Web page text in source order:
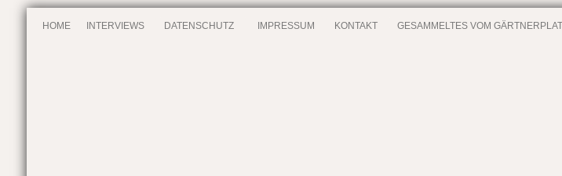
HOME INTERVIEWS DATENSCHUTZ IMPRESSUM KONTAKT GESAMMELTES VOM